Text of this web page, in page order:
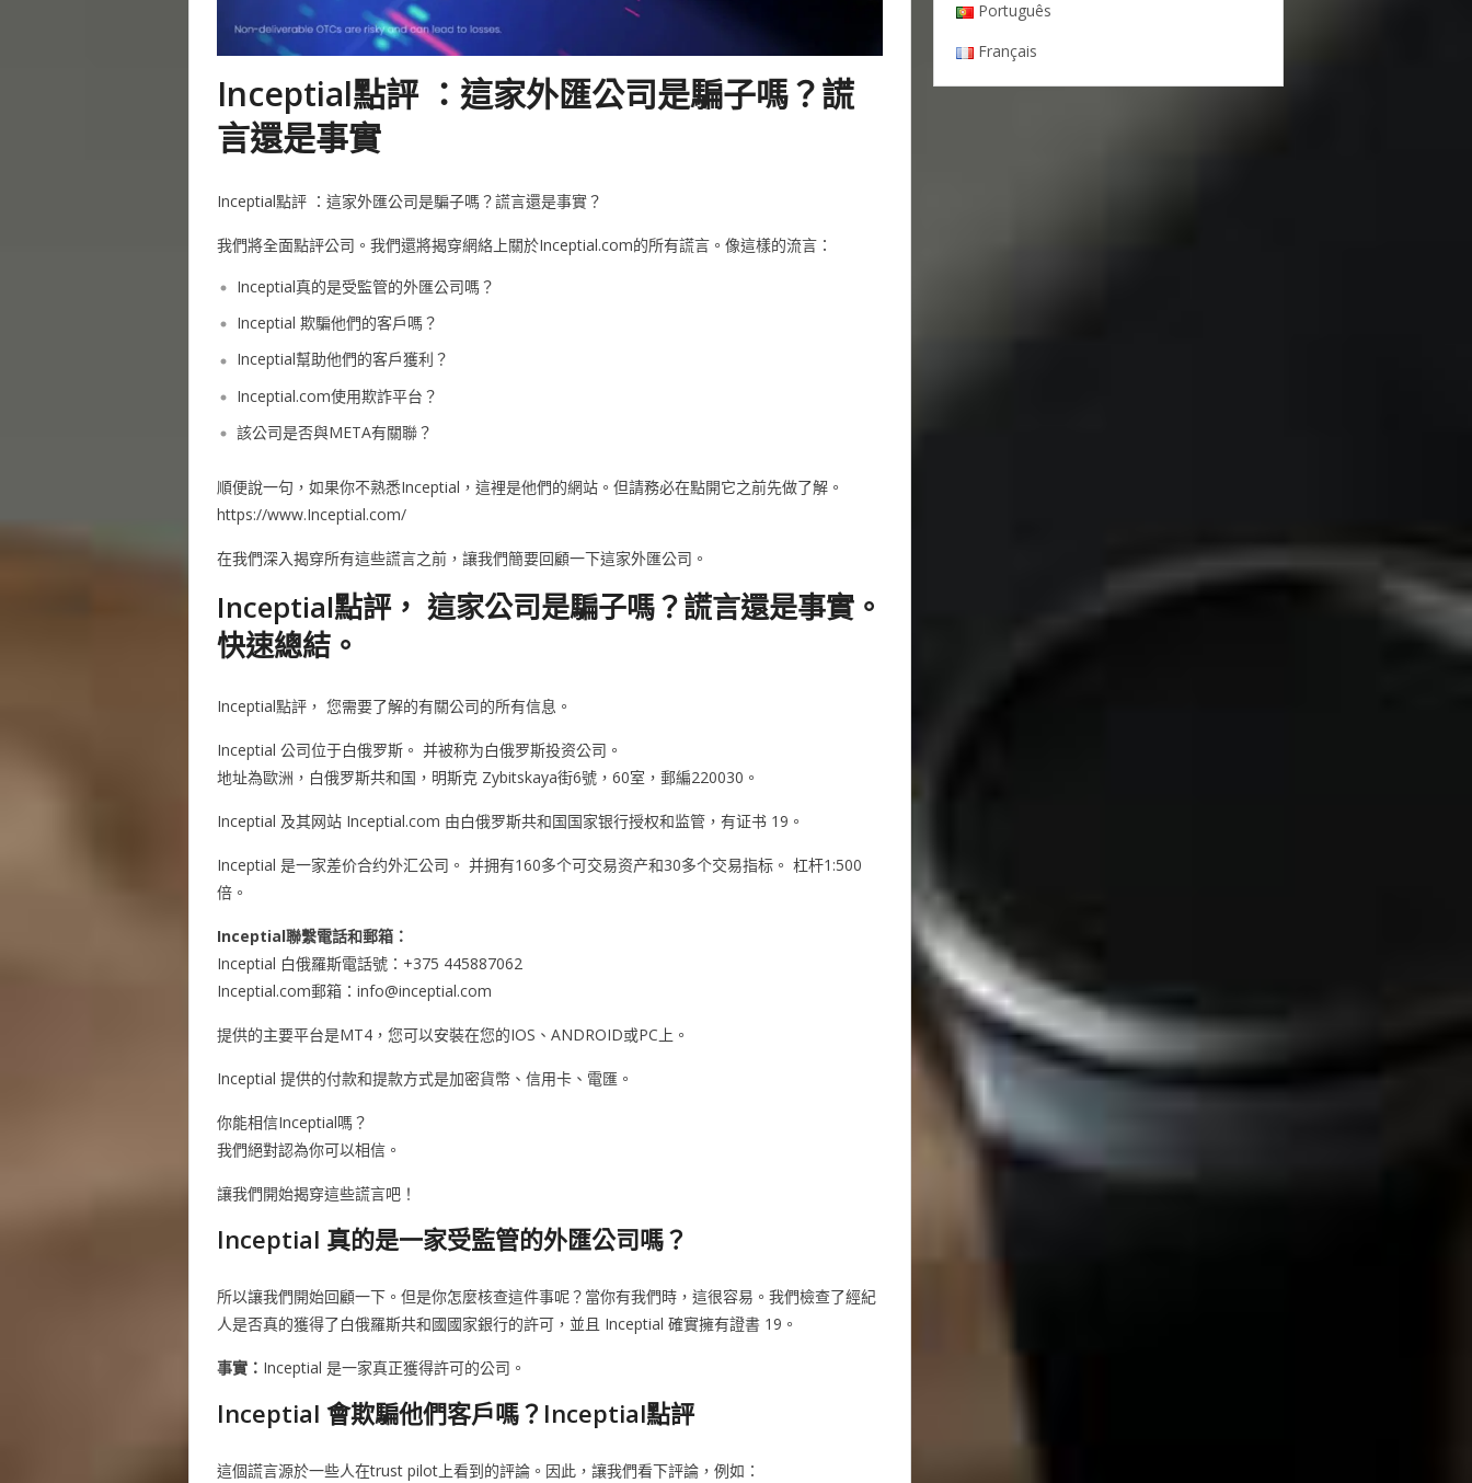
Inceptial點評 ：這家外匯公司是騙子嗎？謊
言還是事實
Inceptial點評 ：這家外匯公司是騙子嗎？謊言還是事實？
我們將全面點評公司。我們還將揭穿網絡上關於Inceptial.com的所有謊言。像這樣的流言：
Inceptial真的是受監管的外匯公司嗎？
Inceptial 欺騙他們的客戶嗎？
Inceptial幫助他們的客戶獲利？
Inceptial.com使用欺詐平台？
該公司是否與META有關聯？
順便說一句，如果你不熟悉Inceptial，這裡是他們的網站。但請務必在點開它之前先做了解。
https://www.Inceptial.com/
在我們深入揭穿所有這些謊言之前，讓我們簡要回顧一下這家外匯公司。
Inceptial點評， 這家公司是騙子嗎？謊言還是事實。
快速總結。
Inceptial點評， 您需要了解的有關公司的所有信息。
Inceptial 公司位于白俄罗斯。 并被称为白俄罗斯投资公司。
地址為歐洲，白俄罗斯共和国，明斯克 Zybitskaya街6號，60室，郵編220030。
Inceptial 及其网站 Inceptial.com 由白俄罗斯共和国国家银行授权和监管，有证书 19。
Inceptial 是一家差价合约外汇公司。 并拥有160多个可交易资产和30多个交易指标。 杠杆1:500
倍。
Inceptial聯繫電話和郵箱：
Inceptial 白俄羅斯電話號：+375 445887062
Inceptial.com郵箱： info@inceptial.com
提供的主要平台是MT4，您可以安裝在您的IOS、ANDROID或PC上。
Inceptial 提供的付款和提款方式是加密貨幣、信用卡、電匯。
你能相信Inceptial嗎？
我們絕對認為你可以相信。
讓我們開始揭穿這些謊言吧！
Inceptial 真的是一家受監管的外匯公司嗎？
所以讓我們開始回顧一下。但是你怎麼核查這件事呢？當你有我們時，這很容易。我們檢查了經紀
人是否真的獲得了白俄羅斯共和國國家銀行的許可，並且 Inceptial 確實擁有證書 19。
事實： Inceptial 是一家真正獲得許可的公司。
Inceptial 會欺騙他們客戶嗎？Inceptial點評
這個謊言源於一些人在trust pilot上看到的評論。因此，讓我們看下評論，例如：
Português
Français